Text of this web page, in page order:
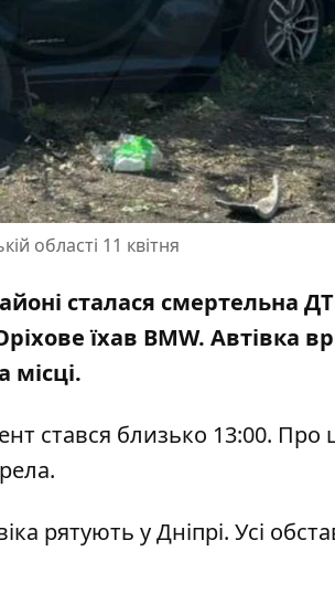
області 11 квітня
сталася смертельна
їхав BMW. Автівка
місці.
стався близько 13:00. Про
рятують у Дніпрі. Усі